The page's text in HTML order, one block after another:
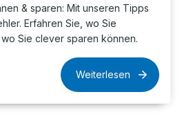
& sparen: Mit unseren Tipps
Erfahren Sie, wo Sie
Sie clever sparen können.
Weiterlesen